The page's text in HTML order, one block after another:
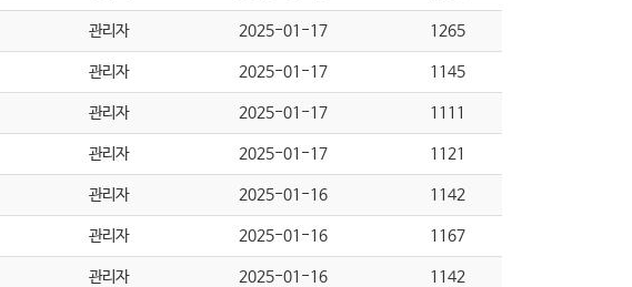
관리자 2025-01-17 1265
관리자 2025-01-17 1145
관리자 2025-01-17 1111
관리자 2025-01-17 1121
관리자 2025-01-16 1142
관리자 2025-01-16 1167
관리자 2025-01-16 1142